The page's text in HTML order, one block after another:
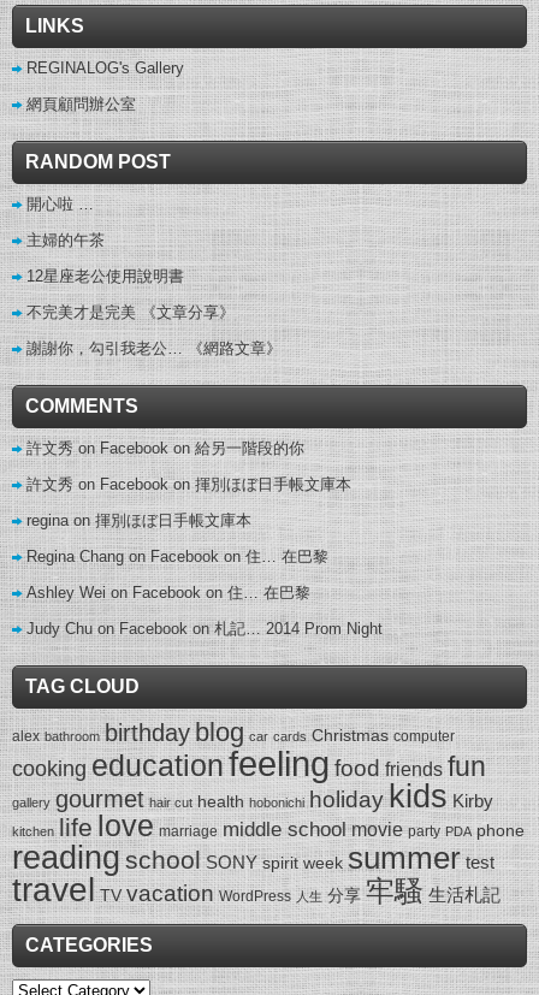
LINKS
REGINALOG's Gallery
網頁顧問辦公室
RANDOM POST
開心啦 …
主婦的午茶
12星座老公使用說明書
不完美才是完美 《文章分享》
謝謝你，勾引我老公… 《網路文章》
COMMENTS
許文秀 on Facebookon給另一階段的你
許文秀 on Facebookon揮別ほぼ日手帳文庫本
reginaon揮別ほぼ日手帳文庫本
Regina Chang on Facebookon住… 在巴黎
Ashley Wei on Facebookon住… 在巴黎
Judy Chu on Facebookon札記… 2014 Prom Night
TAG CLOUD
alex bathroom birthdayblog car cards Christmas computer
cooking educationfeelingfood friends fun
gallery gourmet hair cut health hobonichi holidaykids Kirby
kitchen life love marriage middle school movie party PDA phone
readingschool SONY spirit week summer test
travel TV vacation WordPress 人生 分享 牢騷 生活札記
CATEGORIES
Categories